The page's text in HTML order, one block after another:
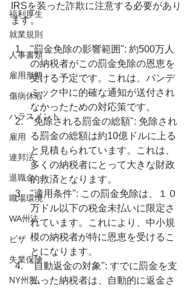
福利厚生
就業規則
人事書類
雇用形態
傷病休暇
ハラスメント
雇用
連邦法
退職金
職場環境
WA州法
ビザ
失業保険
NY州法
IRSを装った詐欺に注意する必要があり
ます。
"罰金免除の影響範囲": 約500万人
の納税者がこの罰金免除の恩恵を
受ける予定です。これは、パンデ
ミック中に的確な通知が送付され
なかったための対応策です。
"免除される罰金の総額": 免除され
る罰金の総額は約10億ドルに上る
と見積もられています。これは、
多くの納税者にとって大きな財政
的救済となります。
"適用条件": この罰金免除は、１０
万ドル以下の税金未払いに限定さ
れています。これにより、中小規
模の納税者が特に恩恵を受けるこ
とになります。
"自動返金の対象": すでに罰金を支
払った納税者は、自動的に返金さ